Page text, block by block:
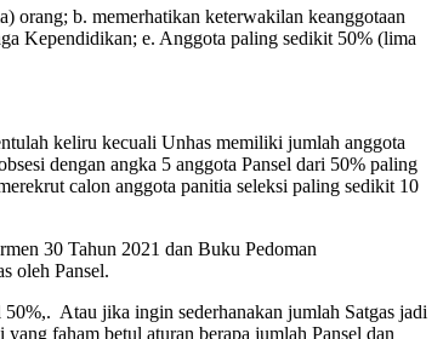
orang; b. memerhatikan keterwakilan keanggotaan
Kependidikan; e. Anggota paling sedikit 50% (lima
keliru kecuali Unhas memiliki jumlah anggota
dengan angka 5 anggota Pansel dari 50% paling
calon anggota panitia seleksi paling sedikit 10
30 Tahun 2021 dan Buku Pedoman
oleh Pansel.
Atau jika ingin sederhanakan jumlah Satgas jadi
faham betul aturan berapa jumlah Pansel dan